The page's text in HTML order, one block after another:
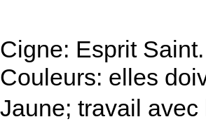
Cigne: Esprit Saint.
Couleurs: elles
Jaune; travail avec